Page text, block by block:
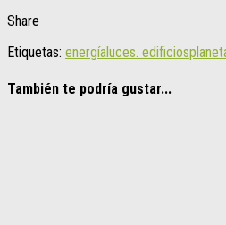
Share
Etiquetas: energíaluces. edificios
También te podría gustar...